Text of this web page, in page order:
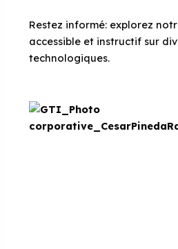
Restez informé: explorez
accessible et instructif sur
technologiques.